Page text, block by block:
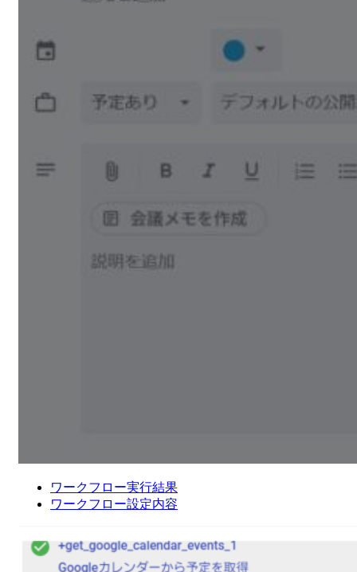
ワークフロー実行結果
ワークフロー設定内容